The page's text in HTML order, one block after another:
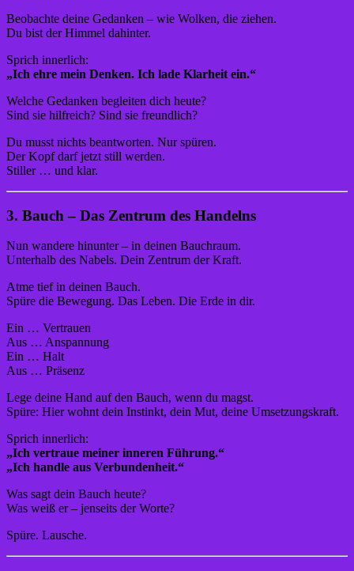
Beobachte deine Gedanken – wie Wolken, die ziehen.
Du bist der Himmel dahinter.
Sprich innerlich:
„Ich ehre mein Denken. Ich lade Klarheit ein.“
Welche Gedanken begleiten dich heute?
Sind sie hilfreich? Sind sie freundlich?
Du musst nichts beantworten. Nur spüren.
Der Kopf darf jetzt still werden.
Stiller … und klar.
3. Bauch – Das Zentrum des Handelns
Nun wandere hinunter – in deinen Bauchraum.
Unterhalb des Nabels. Dein Zentrum der Kraft.
Atme tief in deinen Bauch.
Spüre die Bewegung. Das Leben. Die Erde in dir.
Ein … Vertrauen
Aus … Anspannung
Ein … Halt
Aus … Präsenz
Lege deine Hand auf den Bauch, wenn du magst.
Spüre: Hier wohnt dein Instinkt, dein Mut, deine Umsetzungskraft.
Sprich innerlich:
„Ich vertraue meiner inneren Führung.“
„Ich handle aus Verbundenheit.“
Was sagt dein Bauch heute?
Was weiß er – jenseits der Worte?
Spüre. Lausche.